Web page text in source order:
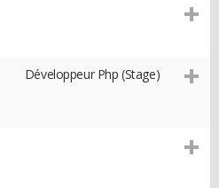
Développeur Php (Stage)